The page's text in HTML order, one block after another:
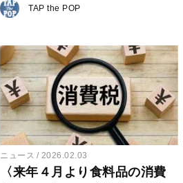
TAP the POP
ニュース 2026.02.03
〈来年４月より食料品の消費